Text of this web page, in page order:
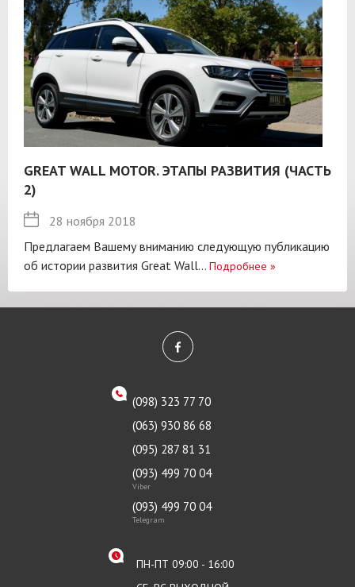
GREAT WALL MOTOR. ЭТАПЫ РАЗВИТИЯ (ЧАСТЬ
2)
28 ноября 2018
Предлагаем Вашему вниманию следующую публикацию
об истории развития Great Wall... Подробнее »
(098) 323 77 70
(063) 930 86 68
(095) 287 81 31
(093) 499 70 04
Viber
(093) 499 70 04
Telegram
ПН-ПТ 09:00 - 16:00